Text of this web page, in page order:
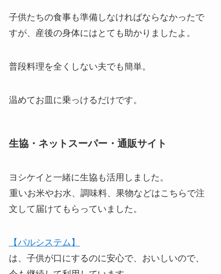
子供たちの食事も準備しなければならなかったで
すが、産後の身体にはとても助かりましたよ。
普段料理を全くしない夫でも簡単。
温めてお皿に乗っけるだけです。
生協・ネットスーパー・通販サイト
ヨシケイと一緒に生協も活用しました。
重いお米やお水、調味料、果物などはこちらで注
文して届けてもらっていました。
【パルシステム】
は、子供が口にするのに安心で、おいしいので、